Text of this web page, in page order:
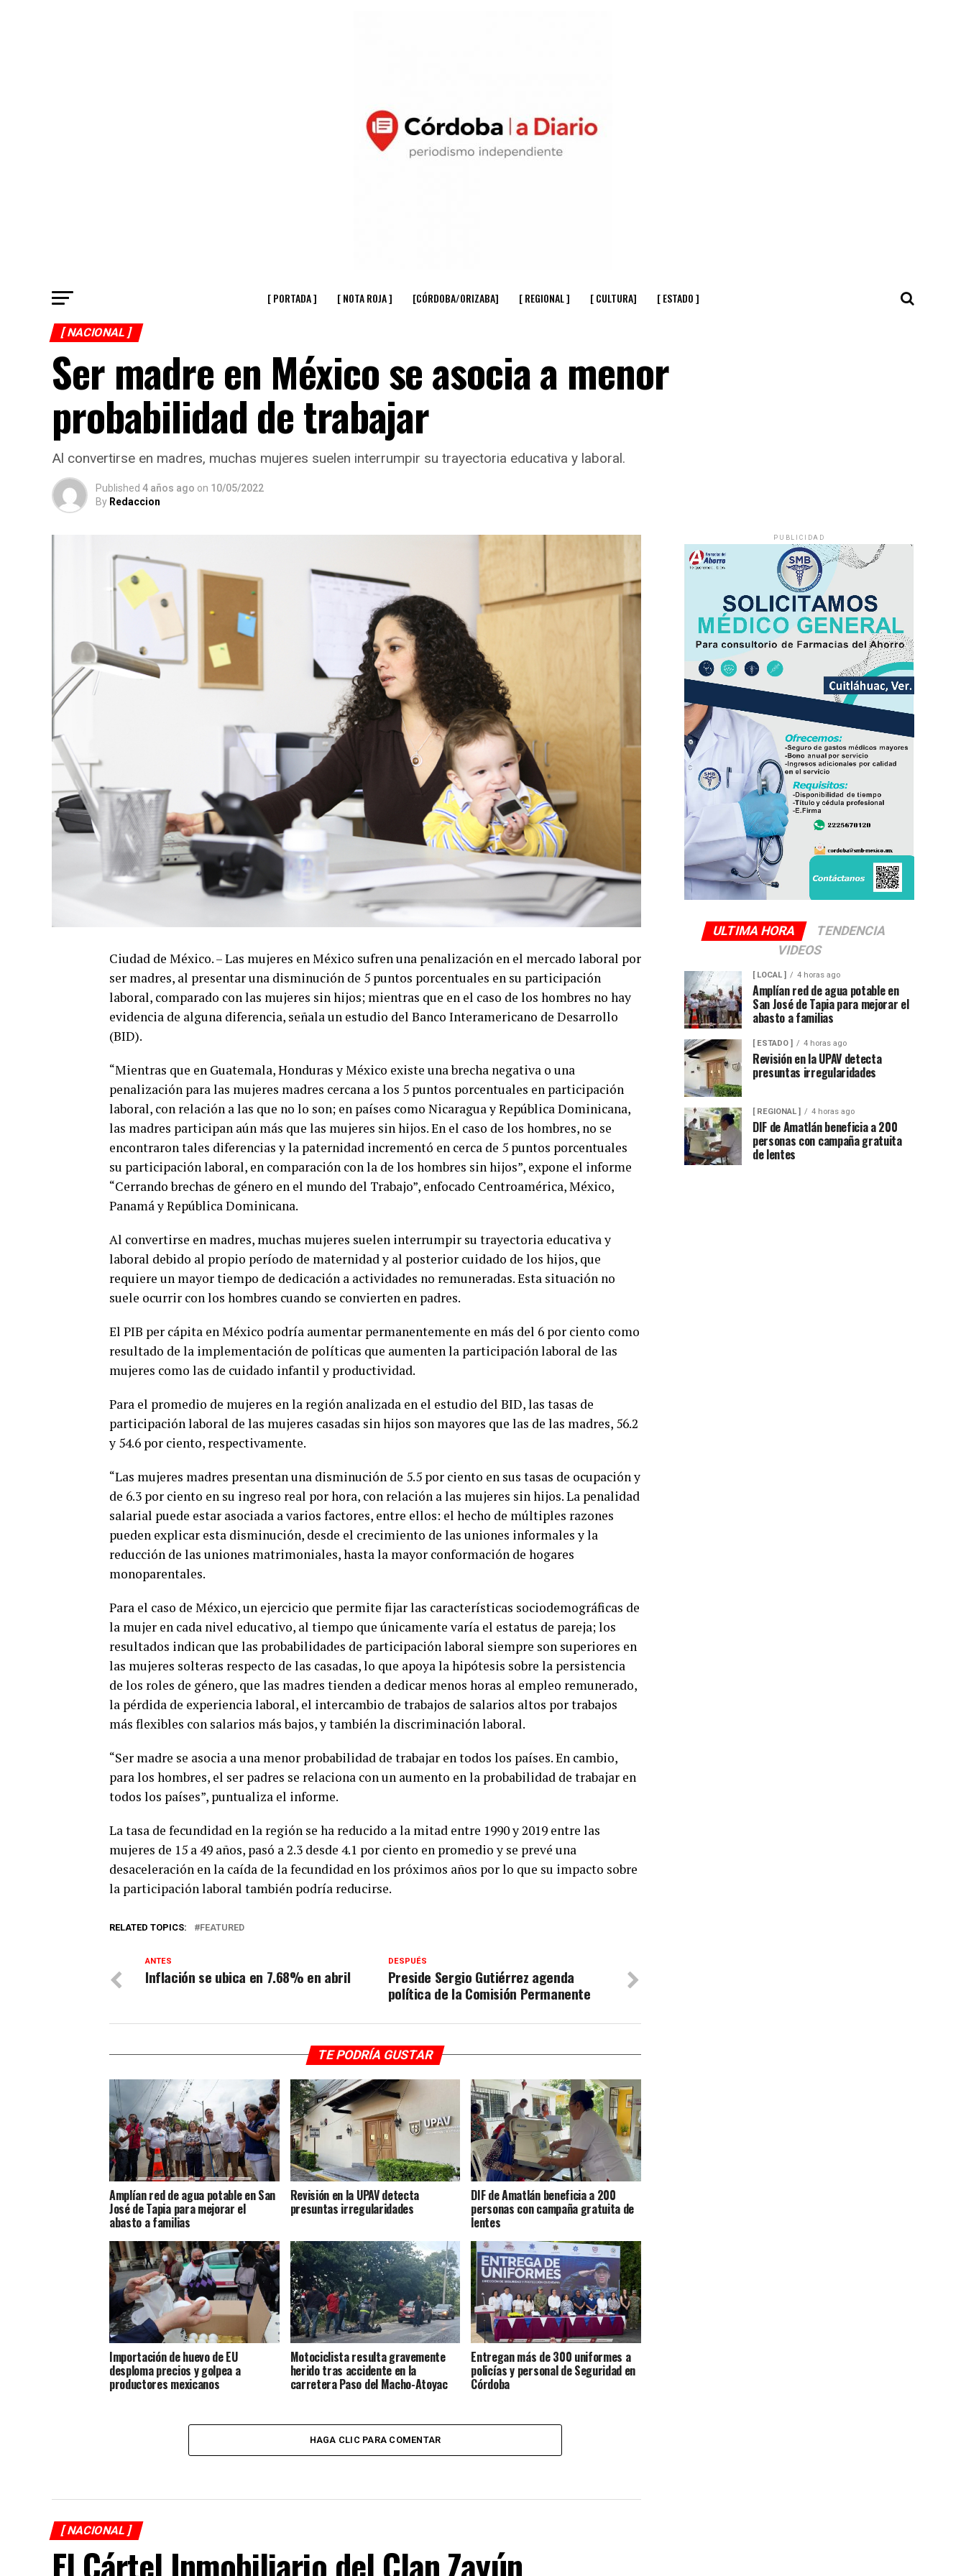
[ PORTADA ] [ NOTA ROJA ] [CÓRDOBA/ORIZABA] [ REGIONAL ] [ CULTURA] [ ESTADO ]
[ NACIONAL ]
Ser madre en México se asocia a menor
probabilidad de trabajar
Al convertirse en madres, muchas mujeres suelen interrumpir su trayectoria educativa y laboral.
Published 4 años ago on 10/05/2022
By Redaccion
Ciudad de México. – Las mujeres en México sufren una penalización en el mercado laboral por
ser madres, al presentar una disminución de 5 puntos porcentuales en su participación
laboral, comparado con las mujeres sin hijos; mientras que en el caso de los hombres no hay
evidencia de alguna diferencia, señala un estudio del Banco Interamericano de Desarrollo
(BID).
“Mientras que en Guatemala, Honduras y México existe una brecha negativa o una
penalización para las mujeres madres cercana a los 5 puntos porcentuales en participación
laboral, con relación a las que no lo son; en países como Nicaragua y República Dominicana,
las madres participan aún más que las mujeres sin hijos. En el caso de los hombres, no se
encontraron tales diferencias y la paternidad incrementó en cerca de 5 puntos porcentuales
su participación laboral, en comparación con la de los hombres sin hijos”, expone el informe
“Cerrando brechas de género en el mundo del Trabajo”, enfocado Centroamérica, México,
Panamá y República Dominicana.
Al convertirse en madres, muchas mujeres suelen interrumpir su trayectoria educativa y
laboral debido al propio período de maternidad y al posterior cuidado de los hijos, que
requiere un mayor tiempo de dedicación a actividades no remuneradas. Esta situación no
suele ocurrir con los hombres cuando se convierten en padres.
El PIB per cápita en México podría aumentar permanentemente en más del 6 por ciento como
resultado de la implementación de políticas que aumenten la participación laboral de las
mujeres como las de cuidado infantil y productividad.
Para el promedio de mujeres en la región analizada en el estudio del BID, las tasas de
participación laboral de las mujeres casadas sin hijos son mayores que las de las madres, 56.2
y 54.6 por ciento, respectivamente.
“Las mujeres madres presentan una disminución de 5.5 por ciento en sus tasas de ocupación y
de 6.3 por ciento en su ingreso real por hora, con relación a las mujeres sin hijos. La penalidad
salarial puede estar asociada a varios factores, entre ellos: el hecho de múltiples razones
pueden explicar esta disminución, desde el crecimiento de las uniones informales y la
reducción de las uniones matrimoniales, hasta la mayor conformación de hogares
monoparentales.
Para el caso de México, un ejercicio que permite fijar las características sociodemográficas de
la mujer en cada nivel educativo, al tiempo que únicamente varía el estatus de pareja; los
resultados indican que las probabilidades de participación laboral siempre son superiores en
las mujeres solteras respecto de las casadas, lo que apoya la hipótesis sobre la persistencia
de los roles de género, que las madres tienden a dedicar menos horas al empleo remunerado,
la pérdida de experiencia laboral, el intercambio de trabajos de salarios altos por trabajos
más flexibles con salarios más bajos, y también la discriminación laboral.
“Ser madre se asocia a una menor probabilidad de trabajar en todos los países. En cambio,
para los hombres, el ser padres se relaciona con un aumento en la probabilidad de trabajar en
todos los países”, puntualiza el informe.
La tasa de fecundidad en la región se ha reducido a la mitad entre 1990 y 2019 entre las
mujeres de 15 a 49 años, pasó a 2.3 desde 4.1 por ciento en promedio y se prevé una
desaceleración en la caída de la fecundidad en los próximos años por lo que su impacto sobre
la participación laboral también podría reducirse.
RELATED TOPICS: FEATURED
DESPUÉS
Preside Sergio Gutiérrez agenda
política de la Comisión Permanente
ANTES
Inflación se ubica en 7.68% en abril
TE PODRÍA GUSTAR
Amplían red de agua potable en San
José de Tapia para mejorar el
abasto a familias
Revisión en la UPAV detecta
presuntas irregularidades
DIF de Amatlán beneficia a 200
personas con campaña gratuita de
lentes
Importación de huevo de EU
desploma precios y golpea a
productores mexicanos
Motociclista resulta gravemente
herido tras accidente en la
carretera Paso del Macho-Atoyac
Entregan más de 300 uniformes a
policías y personal de Seguridad en
Córdoba
HAGA CLIC PARA COMENTAR
[ NACIONAL ]
El Cártel Inmobiliario del Clan Zayún
PUBLICIDAD
ULTIMA HORA
TENDENCIA
VIDEOS
[ LOCAL ] 4 horas ago
Amplían red de agua potable en
San José de Tapia para mejorar el
abasto a familias
[ ESTADO ] 4 horas ago
Revisión en la UPAV detecta
presuntas irregularidades
[ REGIONAL ] 4 horas ago
DIF de Amatlán beneficia a 200
personas con campaña gratuita
de lentes